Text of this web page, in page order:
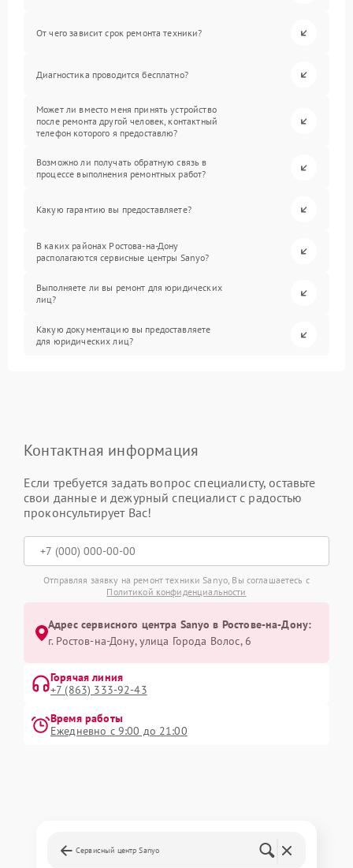
От чего зависит срок ремонта техники?
Диагностика проводится бесплатно?
Может ли вместо меня принять устройство
после ремонта другой человек, контактный
телефон которого я предоставлю?
Возможно ли получать обратную связь в
процессе выполнения ремонтных работ?
Какую гарантию вы предоставляете?
В каких районах Ростова-на-Дону
располагаются сервисные центры Sanyo?
Выполняете ли вы ремонт для юридических
лиц?
Какую документацию вы предоставляете
для юридических лиц?
Контактная информация
Если требуется задать вопрос специалисту, оставьте
свои данные и дежурный специалист с радостью
проконсультирует Вас!
Отправляя заявку на ремонт техники Sanyo, Вы соглашаетесь с
Политикой конфиденциальности
Адрес сервисного центра Sanyo в Ростове-на-Дону:
г. Ростов-на-Дону, улица Города Волос, 6
Горячая линия
+7 (863) 333-92-43
Время работы
Ежедневно с 9:00 до 21:00
Сервисный центр Sanyo